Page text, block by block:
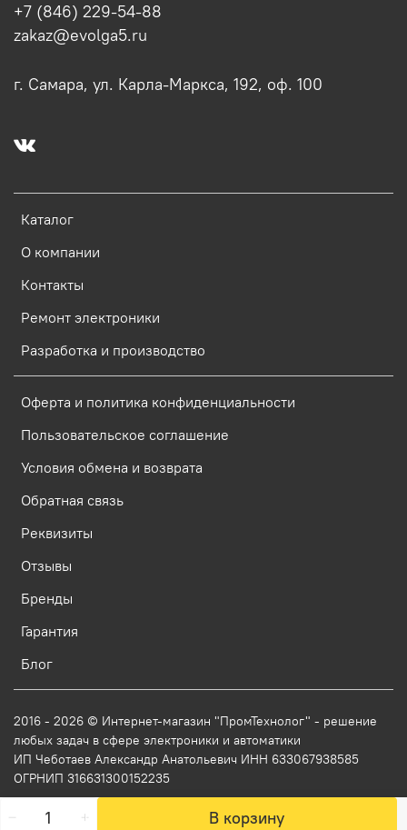
В корзину
Каталог
О компании
Контакты
Ремонт электроники
Разработка и производство
Оферта и политика конфиденциальности
Пользовательское соглашение
Условия обмена и возврата
Обратная связь
Реквизиты
Отзывы
Бренды
Гарантия
Блог
+7 (846) 229-54-88
zakaz@evolga5.ru
г. Самара, ул. Карла-Маркса, 192, оф. 100
2016 - 2026 © Интернет-магазин "ПромТехнолог" - решение
любых задач в сфере электроники и автоматики
ИП Чеботаев Александр Анатольевич ИНН 633067938585
ОГРНИП 316631300152235